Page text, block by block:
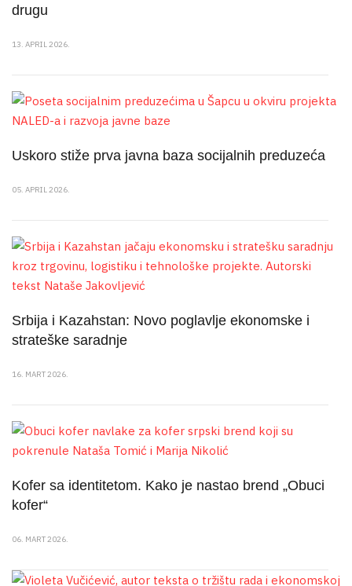
drugu
13. APRIL 2026.
Uskoro stiže prva javna baza socijalnih preduzeća
05. APRIL 2026.
Srbija i Kazahstan: Novo poglavlje ekonomske i
strateške saradnje
16. MART 2026.
Kofer sa identitetom. Kako je nastao brend „Obuci
kofer“
06. MART 2026.